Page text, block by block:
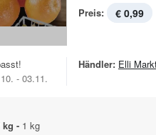
Preis: € 0,99
- 03.11.
Händler: Elli
kg - 1 kg